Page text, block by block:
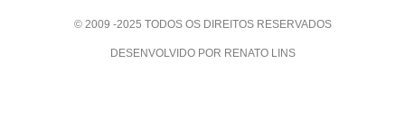
© 2009 -2025 TODOS OS DIREITOS RESERVADOS
DESENVOLVIDO POR RENATO LINS